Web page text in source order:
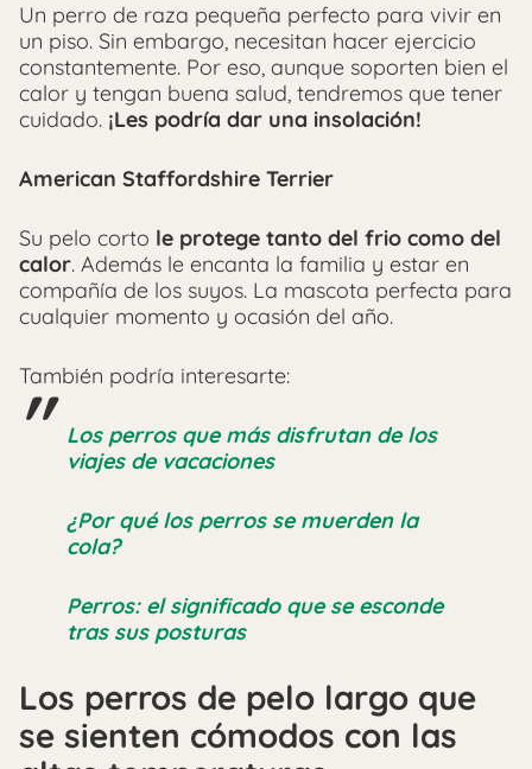
Un perro de raza pequeña perfecto para vivir en
un piso. Sin embargo, necesitan hacer ejercicio
constantemente. Por eso, aunque soporten bien el
calor y tengan buena salud, tendremos que tener
cuidado. ¡Les podría dar una insolación!
American Staffordshire Terrier
Su pelo corto le protege tanto del frio como del
calor. Además le encanta la familia y estar en
compañía de los suyos. La mascota perfecta para
cualquier momento y ocasión del año.
También podría interesarte:
Los perros que más disfrutan de los
viajes de vacaciones
¿Por qué los perros se muerden la
cola?
Perros: el significado que se esconde
tras sus posturas
Los perros de pelo largo que
se sienten cómodos con las